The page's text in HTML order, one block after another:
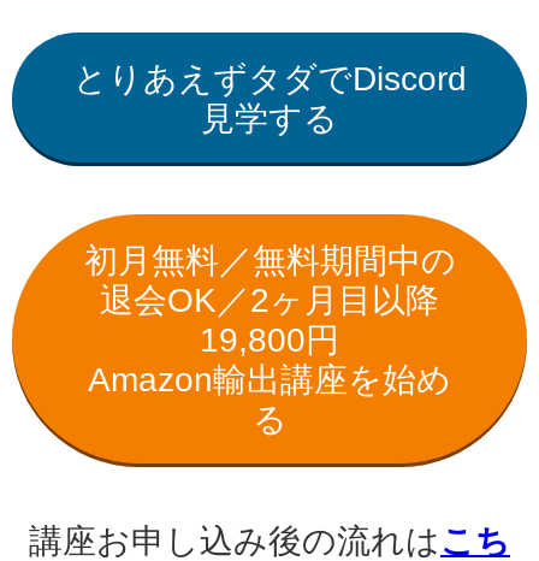
とりあえずタダでDiscord
見学する
初月無料／無料期間中の
退会OK／2ヶ月目以降
19,800円
Amazon輸出講座を始め
る
講座お申し込み後の流れはこち